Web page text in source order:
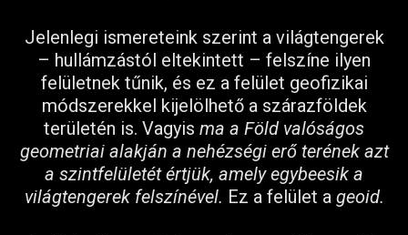
Jelenlegi ismereteink szerint a világtengerek
– hullámzástól eltekintett – felszíne ilyen
felületnek tűnik, és ez a felület geofizikai
módszerekkel kijelölhető a szárazföldek
területén is. Vagyis ma a Föld valóságos
geometriai alakján a nehézségi erő terének azt
a szintfelületét értjük, amely egybeesik a
világtengerek felszínével. Ez a felület a geoid.